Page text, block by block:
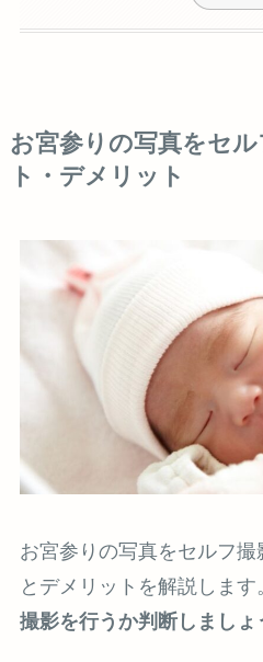
お宮参りの写真をセ
ト・デメリット
お宮参りの写真をセルフ撮
とデメリットを解説します
撮影を行うか判断しましょ